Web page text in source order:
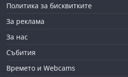
Политика за бисквитките
За реклама
За нас
Събития
Времето и Webcams